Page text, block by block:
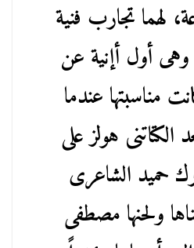
لهما تجارب فنية
وهى أول أإنية عن
مناسبتها عندما
هولز على
حميد الشاعرى
ولحنها مصطفى